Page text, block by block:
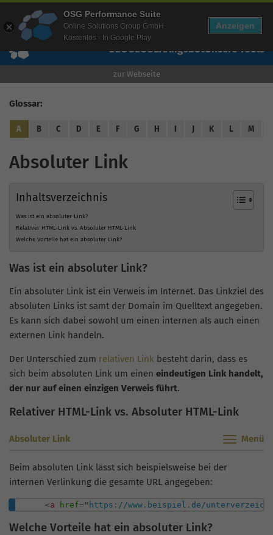
Wissen Free Checks Über uns Free Account
SEOGEOSEAAngebotUnsere Tools
zur Webseite
Glossar:
A B C D E F G H K L M
Absoluter Link
Inhaltsverzeichnis
Was ist ein absoluter Link?
Relativer HTML-Link vs. Absoluter HTML-Link
Welche Vorteile hat ein absoluter Link?
Was ist ein absoluter Link?
Ein absoluter Link ist ein Verweis im Internet. Das Linkziel des
absoluten Links ist samt der Domain im Quelltext angegeben.
Es kann sich dabei sowohl um einen internen als auch einen
externen Link handeln.
Der Unterschied zum relativen Link besteht darin, dass es
sich beim absoluten Link um einen eindeutigen Link handelt,
der nur auf einen einzigen Verweis führt.
Relativer HTML-Link vs. Absoluter HTML-Link
Absoluter Link
Beim absoluten Link lässt sich beispielsweise bei der
internen Verlinkung die gesamte URL angegeben:
<a href= " https://www.beispiel.de/
Welche Vorteile hat ein absoluter Link?
OSG Performance Suite
Online Solutions Group GmbH
Kostenlos - In Google Play
Anzeigen